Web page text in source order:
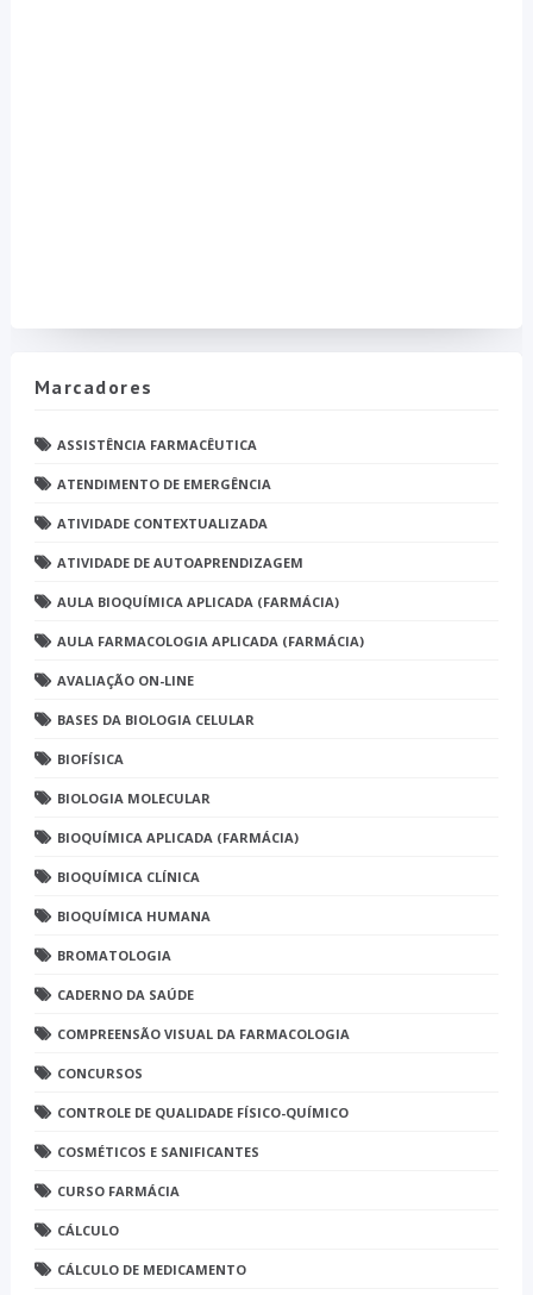
Marcadores
ASSISTÊNCIA FARMACÊUTICA
ATENDIMENTO DE EMERGÊNCIA
ATIVIDADE CONTEXTUALIZADA
ATIVIDADE DE AUTOAPRENDIZAGEM
AULA BIOQUÍMICA APLICADA (FARMÁCIA)
AULA FARMACOLOGIA APLICADA (FARMÁCIA)
AVALIAÇÃO ON-LINE
BASES DA BIOLOGIA CELULAR
BIOFÍSICA
BIOLOGIA MOLECULAR
BIOQUÍMICA APLICADA (FARMÁCIA)
BIOQUÍMICA CLÍNICA
BIOQUÍMICA HUMANA
BROMATOLOGIA
CADERNO DA SAÚDE
COMPREENSÃO VISUAL DA FARMACOLOGIA
CONCURSOS
CONTROLE DE QUALIDADE FÍSICO-QUÍMICO
COSMÉTICOS E SANIFICANTES
CURSO FARMÁCIA
CÁLCULO
CÁLCULO DE MEDICAMENTO